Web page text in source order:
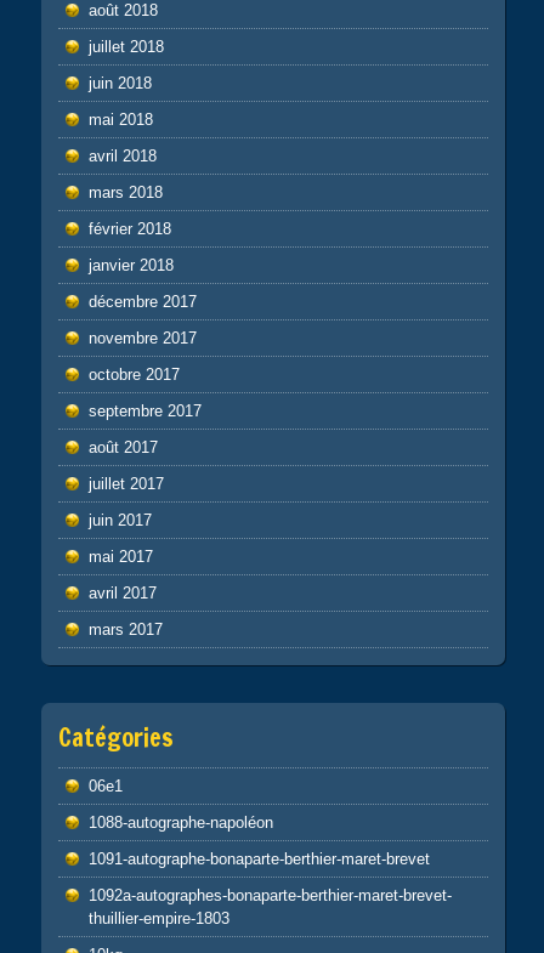
août 2018
juillet 2018
juin 2018
mai 2018
avril 2018
mars 2018
février 2018
janvier 2018
décembre 2017
novembre 2017
octobre 2017
septembre 2017
août 2017
juillet 2017
juin 2017
mai 2017
avril 2017
mars 2017
Catégories
06e1
1088-autographe-napoléon
1091-autographe-bonaparte-berthier-maret-brevet
1092a-autographes-bonaparte-berthier-maret-brevet-
thuillier-empire-1803